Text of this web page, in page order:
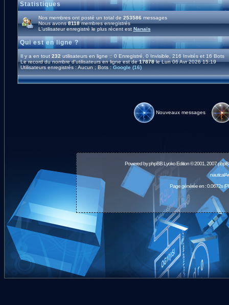
Statistiques
Nos membres ont posté un total de 253586 messages
Nous avons8118membres enregistrés
L'utilisateur enregistré le plus récent est Nanaïs
Qui est en ligne ?
Il y a en tout 232 utilisateurs en ligne :: 0 Enregistré, 0 Invisible, 216 Invités et 16 Bots
Le record du nombre d'utilisateurs en ligne est de17878le Lun 06 Avr 2026 15:19
Utilisateurs enregistrés : Aucun ; Bots : Google (16)
Nouveaux messages
Powered byphpBBLyoko Edition © 2001, 2007
Page générée en : 0.0672s